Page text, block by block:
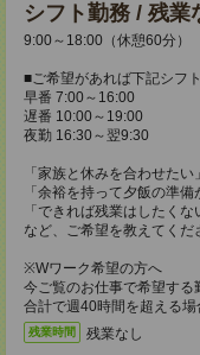
シフト勤務 / 残業
9:00～18:00（休憩60分）
■ご希望があれば下記シフ
早番 7:00～16:00
遅番 10:00～19:00
夜勤 16:30～翌9:30
「家族と休みを合わせたい」
「余裕を持って夕飯の準備
「できれば残業はしたくな
など、ご希望を教えてくだ
※Wワーク希望の方へ
今ご覧のお仕事で希望す
合計で週40時間を超える場
残業時間 残業なし